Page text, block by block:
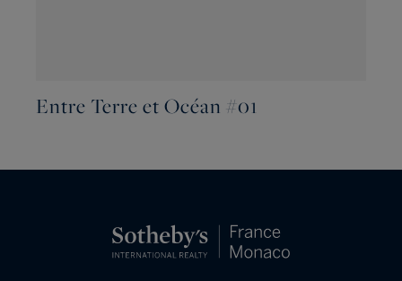
Entre Terre et Océan #01